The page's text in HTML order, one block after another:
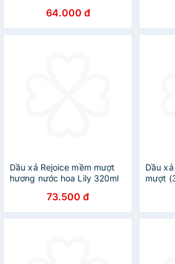
64.000 đ
Dầu xả Rejoice mềm mượt
hương nước hoa Lily 320ml
73.500 đ
Dầu
mượt